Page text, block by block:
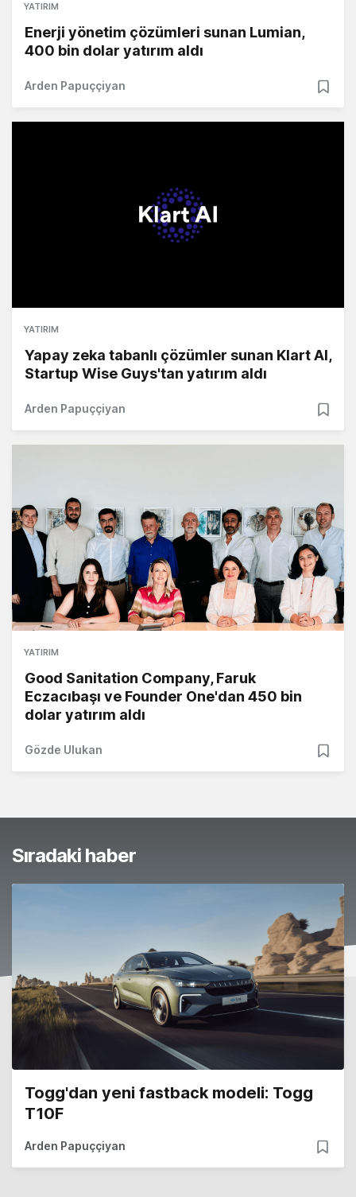
YATIRIM
Enerji yönetim çözümleri sunan Lumian,
400 bin dolar yatırım aldı
Arden Papuççiyan
YATIRIM
Yapay zeka tabanlı çözümler sunan Klart AI,
Startup Wise Guys'tan yatırım aldı
Arden Papuççiyan
YATIRIM
Good Sanitation Company, Faruk
Eczacıbaşı ve Founder One'dan 450 bin
dolar yatırım aldı
Gözde Ulukan
Sıradaki haber
Togg'dan yeni fastback modeli: Togg
T10F
Arden Papuççiyan